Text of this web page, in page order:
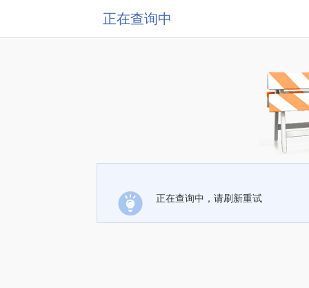
正在查询中
正在查询中，请刷新重试